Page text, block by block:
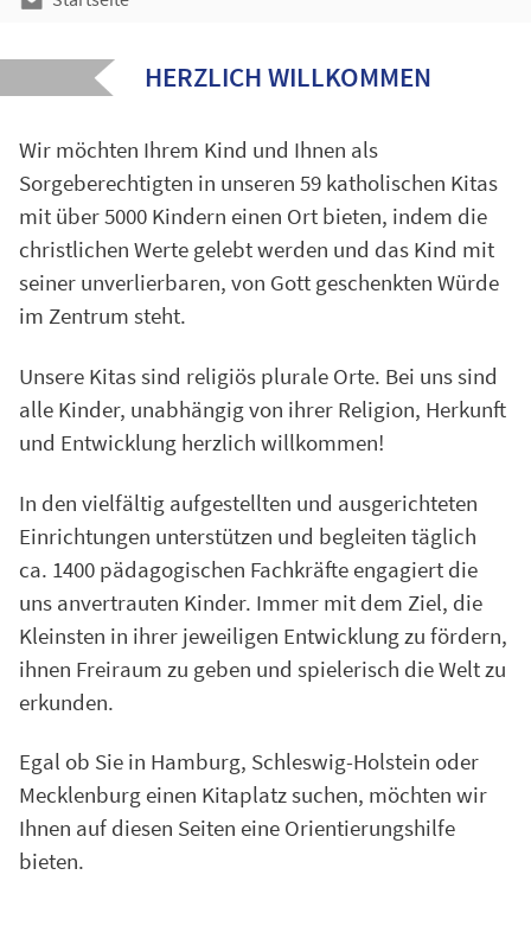
HERZLICH WILLKOMMEN
Wir möchten Ihrem Kind und Ihnen als
Sorgeberechtigten in unseren 59 katholischen Kitas
mit über 5000 Kindern einen Ort bieten, indem die
christlichen Werte gelebt werden und das Kind mit
seiner unverlierbaren, von Gott geschenkten Würde
im Zentrum steht.
Unsere Kitas sind religiös plurale Orte. Bei uns sind
alle Kinder, unabhängig von ihrer Religion, Herkunft
und Entwicklung herzlich willkommen!
In den vielfältig aufgestellten und ausgerichteten
Einrichtungen unterstützen und begleiten täglich
ca. 1400 pädagogischen Fachkräfte engagiert die
uns anvertrauten Kinder. Immer mit dem Ziel, die
Kleinsten in ihrer jeweiligen Entwicklung zu fördern,
ihnen Freiraum zu geben und spielerisch die Welt zu
erkunden.
Egal ob Sie in Hamburg, Schleswig-Holstein oder
Mecklenburg einen Kitaplatz suchen, möchten wir
Ihnen auf diesen Seiten eine Orientierungshilfe
bieten.